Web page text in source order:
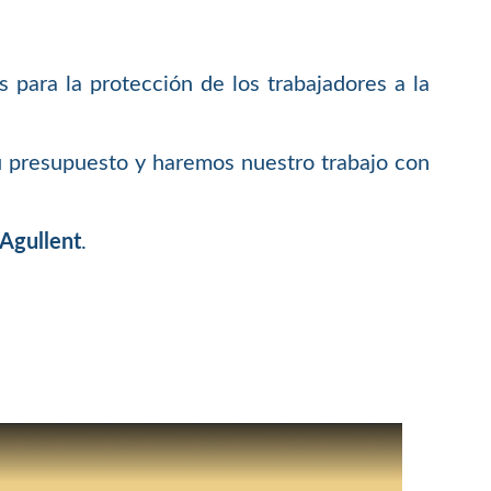
para la protección de los trabajadores a la
y haremos nuestro trabajo con
.